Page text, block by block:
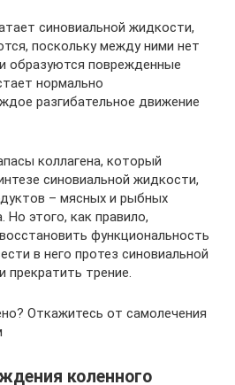
синовиальной жидкости,
поскольку между ними нет
образуются поврежденные
нормально
разгибательное движение
коллагена, который
синовиальной жидкости,
– мясных и рыбных
Но этого, как правило,
функциональность
в него протез синовиальной
прекратить трение.
Откажитесь от самолечения
коленного